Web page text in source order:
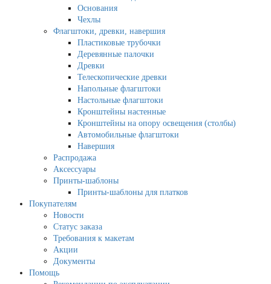
Основания
Чехлы
Флагштоки, древки, навершия
Пластиковые трубочки
Деревянные палочки
Древки
Телескопические древки
Напольные флагштоки
Настольные флагштоки
Кронштейны настенные
Кронштейны на опору освещения (столбы)
Автомобильные флагштоки
Навершия
Распродажа
Аксессуары
Принты-шаблоны
Принты-шаблоны для платков
Покупателям
Новости
Статус заказа
Требования к макетам
Акции
Документы
Помощь